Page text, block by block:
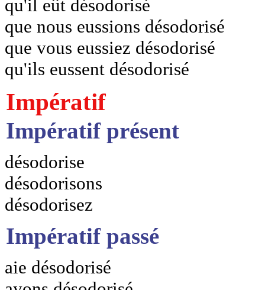
qu'il eût désodorisé
que nous eussions désodorisé
que vous eussiez désodorisé
qu'ils eussent désodorisé
Impératif
Impératif présent
désodorise
désodorisons
désodorisez
Impératif passé
aie désodorisé